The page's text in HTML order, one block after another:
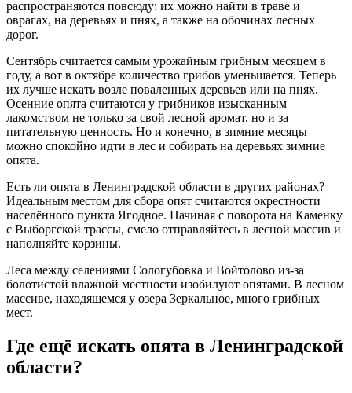
распространяются повсюду: их можно найти в траве и
оврагах, на деревьях и пнях, а также на обочинах лесных
дорог.
Сентябрь считается самым урожайным грибным месяцем в
году, а вот в октябре количество грибов уменьшается. Теперь
их лучше искать возле поваленных деревьев или на пнях.
Осенние опята считаются у грибников изысканным
лакомством не только за свой лесной аромат, но и за
питательную ценность. Но и конечно, в зимние месяцы
можно спокойно идти в лес и собирать на деревьях зимние
опята.
Есть ли опята в Ленинградской области в других районах?
Идеальным местом для сбора опят считаются окрестности
населённого пункта Ягодное. Начиная с поворота на Каменку
с Выборгской трассы, смело отправляйтесь в лесной массив и
наполняйте корзины.
Леса между селениями Сологубовка и Войтолово из-за
болотистой влажной местности изобилуют опятами. В лесном
массиве, находящемся у озера Зеркальное, много грибных
мест.
Где ещё искать опята в Ленинградской
области?